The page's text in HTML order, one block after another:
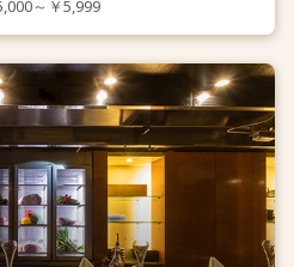
～￥5,999